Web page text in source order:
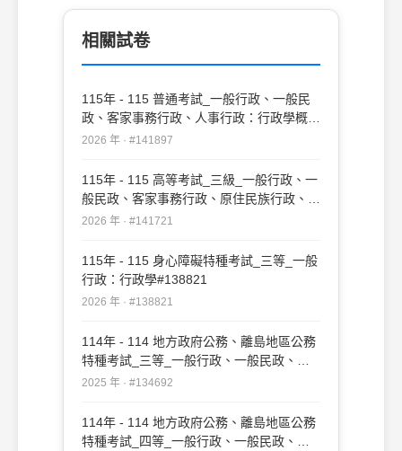
相關試卷
115年 - 115 普通考試_一般行政、一般民
政、客家事務行政、人事行政：行政學概要
#141897
2026 年 · #141897
115年 - 115 高等考試_三級_一般行政、一
般民政、客家事務行政、原住民族行政、人
事行政、法律廉政：行政學#141721
2026 年 · #141721
115年 - 115 身心障礙特種考試_三等_一般
行政：行政學#138821
2026 年 · #138821
114年 - 114 地方政府公務、離島地區公務
特種考試_三等_一般行政、一般民政、原
住民族行政、人事行政、法律廉政：行政學
2025 年 · #134692
114年 - 114 地方政府公務、離島地區公務
特種考試_四等_一般行政、一般民政、客